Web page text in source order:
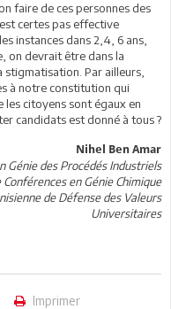
faire de ces personnes des
certes pas effective
instances dans 2,4, 6 ans,
on devrait être dans la
Par ailleurs,
à notre constitution qui
citoyens sont égaux en
candidats est donné à tous ?
Nihel Ben Amar
Génie des Procédés Industriels
en Génie Chimique
de Défense des Valeurs
Universitaires
Imprimer